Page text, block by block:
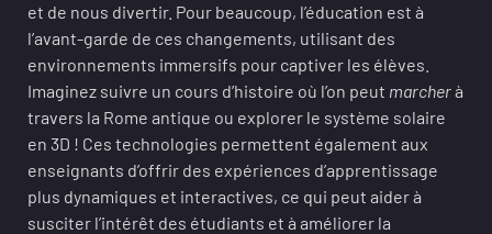
et de nous divertir. Pour beaucoup, l’éducation est à
l’avant-garde de ces changements, utilisant des
environnements immersifs pour captiver les élèves.
Imaginez suivre un cours d’histoire où l’on peut marcherà
travers la Rome antique ou explorer le système solaire
en 3D ! Ces technologies permettent également aux
enseignants d’offrir des expériences d’apprentissage
plus dynamiques et interactives, ce qui peut aider à
susciter l’intérêt des étudiants et à améliorer la